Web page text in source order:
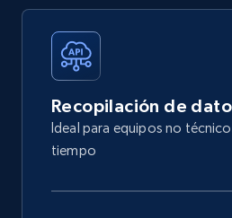
Recopilación de
Ideal para equipos no
tiempo